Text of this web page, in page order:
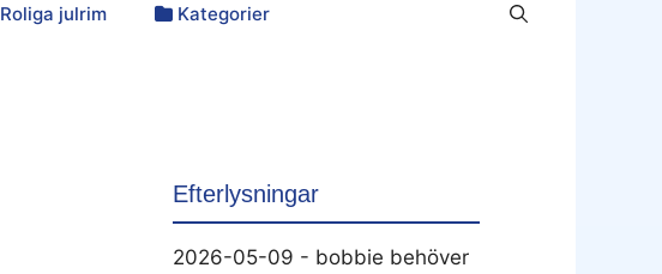
Roliga julrim Kategorier
Efterlysningar
2026-05-09 - bobbie behöver